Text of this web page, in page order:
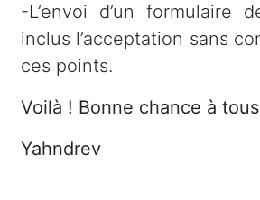
-L’envoi d’un formulaire
inclus l’acceptation sans
ces points.
Voilà ! Bonne chance à
Yahndrev